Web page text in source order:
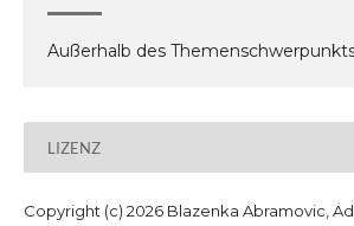
Außerhalb des
LIZENZ
Copyright (c) 2026 Blazenka Abramovic,